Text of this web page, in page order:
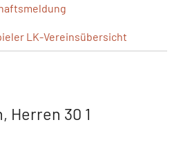
LK-Vereinsübersicht
Herren 30 1